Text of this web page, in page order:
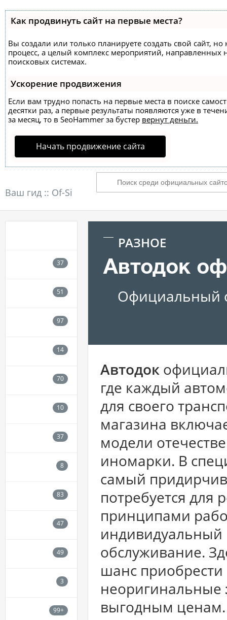
Как продвинуть сайт на первые места?
Вы создали или только планируете создать свой сайт,
процесс, а целый комплекс мероприятий,
поисковых системах.
Ускорение продвижения
Если вам трудно попасть на первые места в поиске
десятки раз, а первые результаты появляются уже в
за месяц, то в SeoHammer за бустер вернут деньги.
Начать продвижение сайта
Ваш гид :: Of-Si
РАЗНОЕ
Автодок
Официальный
Автодок
где каждый
для своего
магазина
модели
иномарки. В
самый
потребуется
принципами
индивидуальный
обслуживание.
шанс
неоригинальные
выгодным ценам.